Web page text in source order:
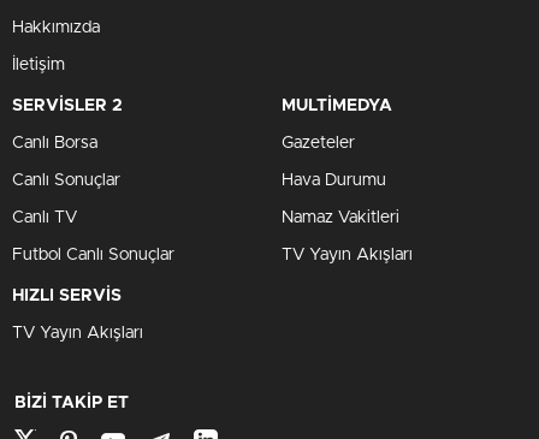
Hakkımızda
İletişim
SERVİSLER 2
Canlı Borsa
Canlı Sonuçlar
Canlı TV
Futbol Canlı Sonuçlar
MULTİMEDYA
Gazeteler
Hava Durumu
Namaz Vakitleri
TV Yayın Akışları
HIZLI SERVİS
TV Yayın Akışları
BİZİ TAKİP ET